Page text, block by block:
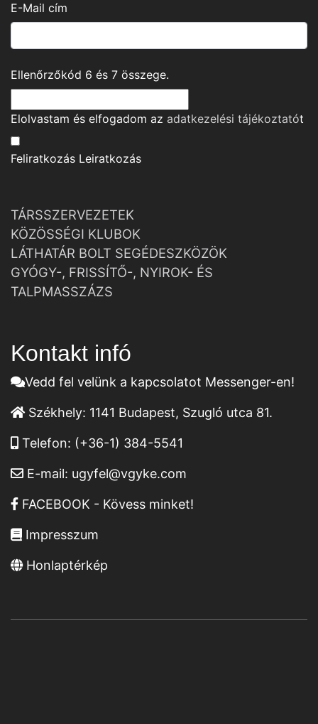
E-Mail cím
Ellenőrzőkód 6 és 7 összege.
Elolvastam és elfogadom az adatkezelési tájékoztatót
Feliratkozás Leiratkozás
TÁRSSZERVEZETEK
KÖZÖSSÉGI KLUBOK
LÁTHATÁR BOLT SEGÉDESZKÖZÖK
GYÓGY-, FRISSÍTŐ-, NYIROK- ÉS
TALPMASSZÁZS
Kontakt infó
Vedd fel velünk a kapcsolatot Messenger-en!
Székhely: 1141 Budapest, Szugló utca 81.
Telefon: (+36-1) 384-5541
E-mail: ugyfel@vgyke.com
FACEBOOK - Kövess minket!
Impresszum
Honlaptérkép